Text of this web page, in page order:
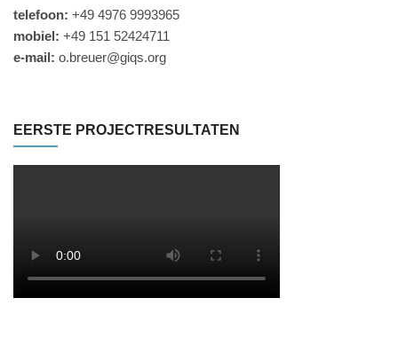
telefoon: +49 4976 9993965
mobiel: +49 151 52424711
e-mail: o.breuer@giqs.org
EERSTE PROJECTRESULTATEN